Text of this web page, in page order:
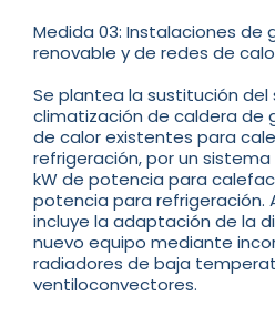
Medida 03: Instalaciones de
renovable y de redes de
Se plantea la sustitución
climatización de caldera de
de calor existentes para
refrigeración, por un sistema
kW de potencia para
potencia para refrigeración.
incluye la adaptación de la
nuevo equipo mediante
radiadores de baja
ventiloconvectores.